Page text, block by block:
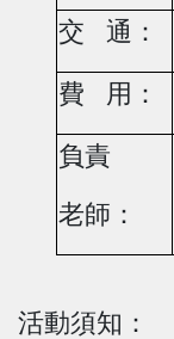
交 通：
費 用：
負責
老師：
活動須知：